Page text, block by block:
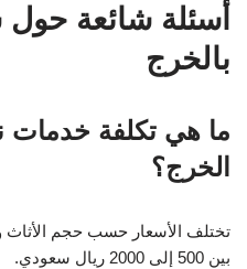
أسئلة شائعة
بالخرج
ما هي تكلفة
الخرج؟
تختلف الأسعار حسب حجم الأثاث
بين 500 إلى 2000 ريال سعودي.